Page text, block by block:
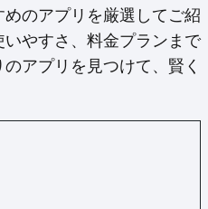
のアプリを厳選してご紹
やすさ、料金プランまで
アプリを見つけて、賢く